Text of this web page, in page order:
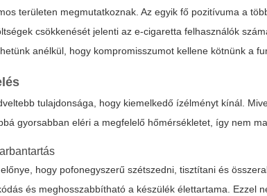
területen megmutatkoznak. Az egyik fő pozitívuma a
csökkenését jelenti az e-cigaretta felhasználók
anélkül, hogy kompromisszumot kellene kötnünk a
tulajdonsága, hogy kiemelkedő ízélményt kínál.
gyorsabban eléri a megfelelő hőmérsékletet, így nem
hogy pofonegyszerű szétszedni, tisztítani és
és meghosszabbítható a készülék élettartama. Ezzel